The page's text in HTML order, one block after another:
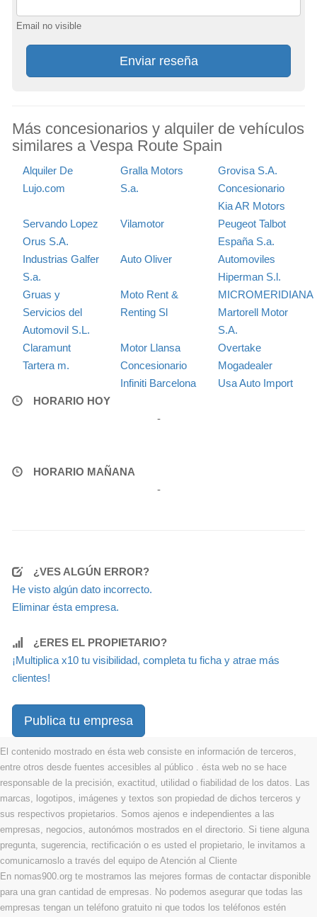
Email no visible
Enviar reseña
Más concesionarios y alquiler de vehículos
similares a Vespa Route Spain
Alquiler De
Lujo.com
Gralla Motors
S.a.
Grovisa S.A.
Concesionario
Kia AR Motors
Servando Lopez
Orus S.A.
Vilamotor
Peugeot Talbot
España S.a.
Industrias Galfer
S.a.
Auto Oliver
Automoviles
Hiperman S.l.
Gruas y
Servicios del
Automovil S.L.
Moto Rent &
Renting Sl
MICROMERIDIANA
Martorell Motor
S.A.
Claramunt
Tartera m.
Motor Llansa
Overtake
Concesionario
Infiniti Barcelona
Mogadealer
Usa Auto Import
HORARIO HOY
-
HORARIO MAÑANA
-
¿VES ALGÚN ERROR?
He visto algún dato incorrecto.
Eliminar ésta empresa.
¿ERES EL PROPIETARIO?
¡Multiplica x10 tu visibilidad, completa tu ficha y atrae más
clientes!
Publica tu empresa
El contenido mostrado en ésta web consiste en información de terceros,
entre otros desde fuentes accesibles al público . ésta web no se hace
responsable de la precisión, exactitud, utilidad o fiabilidad de los datos. Las
marcas, logotipos, imágenes y textos son propiedad de dichos terceros y
sus respectivos propietarios. Somos ajenos e independientes a las
empresas, negocios, autonómos mostrados en el directorio. Si tiene alguna
pregunta, sugerencia, rectificación o es usted el propietario, le invitamos a
comunicarnoslo a través del equipo de Atención al Cliente
En nomas900.org te mostramos las mejores formas de contactar disponible
para una gran cantidad de empresas. No podemos asegurar que todas las
empresas tengan un teléfono gratuito ni que todos los teléfonos estén